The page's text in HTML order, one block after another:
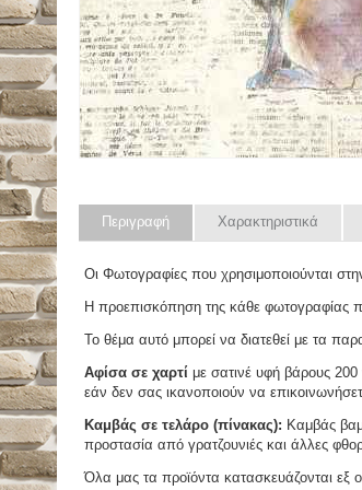
Περιγραφή Χαρακτηριστικά
Οι Φωτογραφίες που χρησιμοποιούνται
Η προεπισκόπηση της κάθε φωτογραφίας
Το θέμα αυτό μπορεί να διατεθεί με τα
Αφίσα σε χαρτί με σατινέ υφή βάρους
εάν δεν σας ικανοποιούν να
Καμβάς σε τελάρο (πίνακας): Καμβάς
προστασία από γρατζουνιές και άλλες
Όλα μας τα προϊόντα κατασκευάζονται εξ